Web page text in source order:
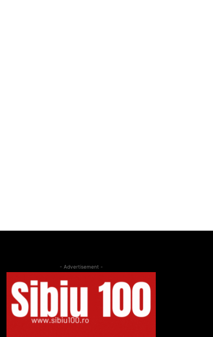
- Advertisement -